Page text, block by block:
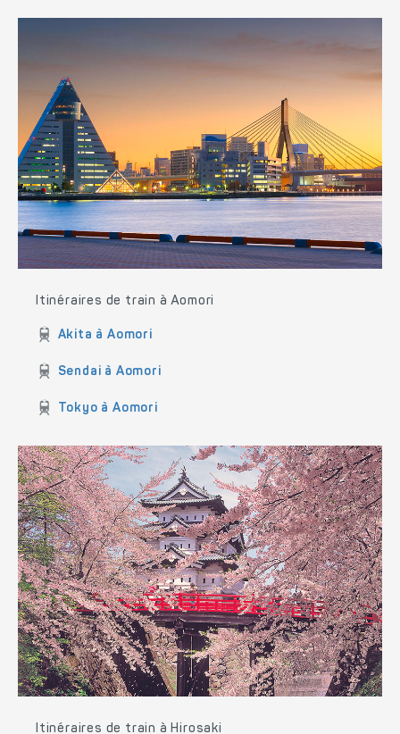
Itinéraires de train à Aomori
Akita à Aomori
Sendai à Aomori
Tokyo à Aomori
Itinéraires de train à Hirosaki